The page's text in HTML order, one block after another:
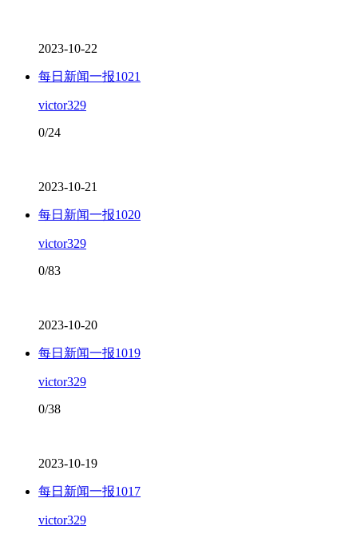
2023-10-22
每日新闻一报1021
victor329
0/24
2023-10-21
每日新闻一报1020
victor329
0/83
2023-10-20
每日新闻一报1019
victor329
0/38
2023-10-19
每日新闻一报1017
victor329